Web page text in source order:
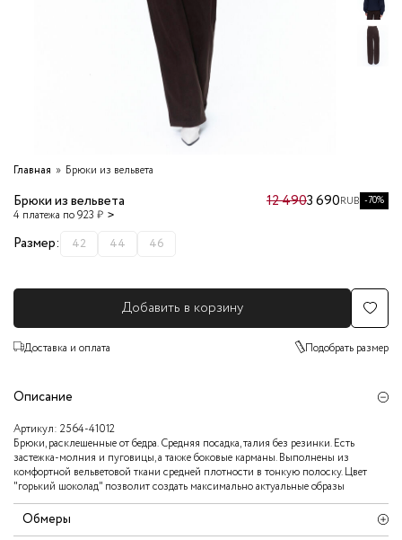
Главная Брюки из вельвета
Брюки из вельвета
4 платежа по 923 ₽
12 4903 690RUB -70%
Размер: 42 44 46
Добавить в корзину
Доставка и оплата Подобрать размер
Описание
Артикул: 2564-41012
Брюки, расклешенные от бедра. Средняя посадка, талия без резинки. Есть
застежка-молния и пуговицы, а также боковые карманы. Выполнены из
комфортной вельветовой ткани средней плотности в тонкую полоску. Цвет
"горький шоколад" позволит создать максимально актуальные образы
Обмеры